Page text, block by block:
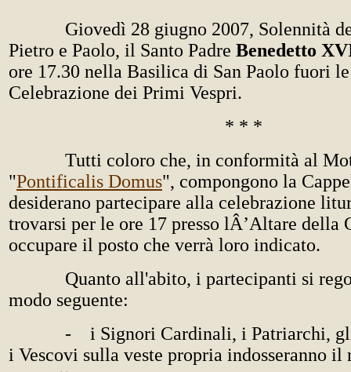
Giovedì 28 giugno 2007, Solennità
Pietro e Paolo, il Santo Padre Benedetto
ore 17.30 nella Basilica di San Paolo fuori
Celebrazione dei Primi Vespri.
* * *
Tutti coloro che, in conformità al
"Pontificalis Domus", compongono la
desiderano partecipare alla celebrazione
trovarsi per le ore 17 presso lÂ’Altare della
occupare il posto che verrà loro indicato.
Quanto all'abito, i partecipanti si
modo seguente:
- i Signori Cardinali, i Patriarchi, gli
i Vescovi sulla veste propria indosseranno il